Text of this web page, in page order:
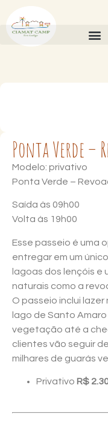
Ponta Verde –
Modelo: privativo
Ponta Verde –
Saída às 09h00
Volta às 19h00
Esse passeio é uma
entregar em um
lagoas dos lençóis e
naturais como a
O passeio inclui
lago de Santo
vegetação até a
clientes vão seguir
milhares de guarás
Privativo R$